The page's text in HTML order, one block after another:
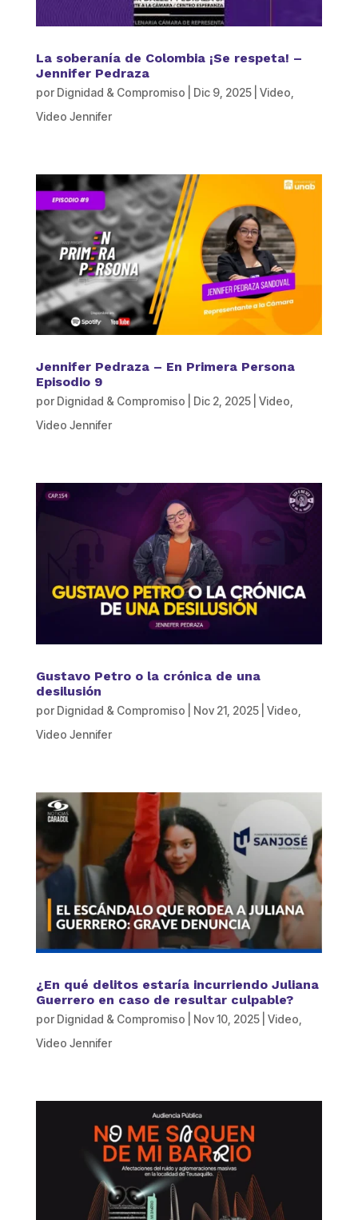
La soberanía de Colombia ¡Se respeta! –
Jennifer Pedraza
por Dignidad & Compromiso Dic 9, 2025| Video
Video Jennifer
Jennifer Pedraza – En Primera Persona
Episodio 9
por Dignidad & Compromiso Dic 2, 2025| Video
Video Jennifer
Gustavo Petro o la crónica de una
desilusión
por Dignidad & Compromiso Nov 21, 2025| Video
Video Jennifer
¿En qué delitos estaría incurriendo Juliana
Guerrero en caso de resultar culpable?
por Dignidad & Compromiso Nov 10, 2025| Video
Video Jennifer